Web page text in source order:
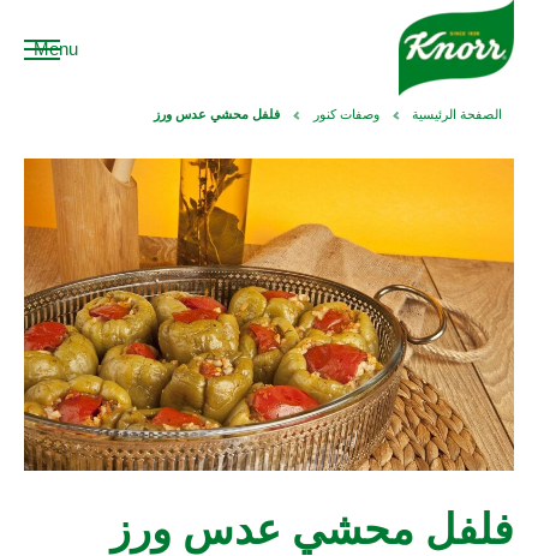
Menu
الصفحة الرئيسية وصفات كنور فلفل محشي عدس ورز
فلفل محشي عدس ورز